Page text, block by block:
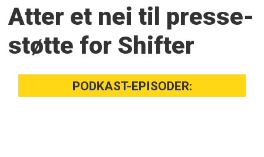
Atter et nei til presse­
støtte for Shifter
PODKAST-EPISODER: